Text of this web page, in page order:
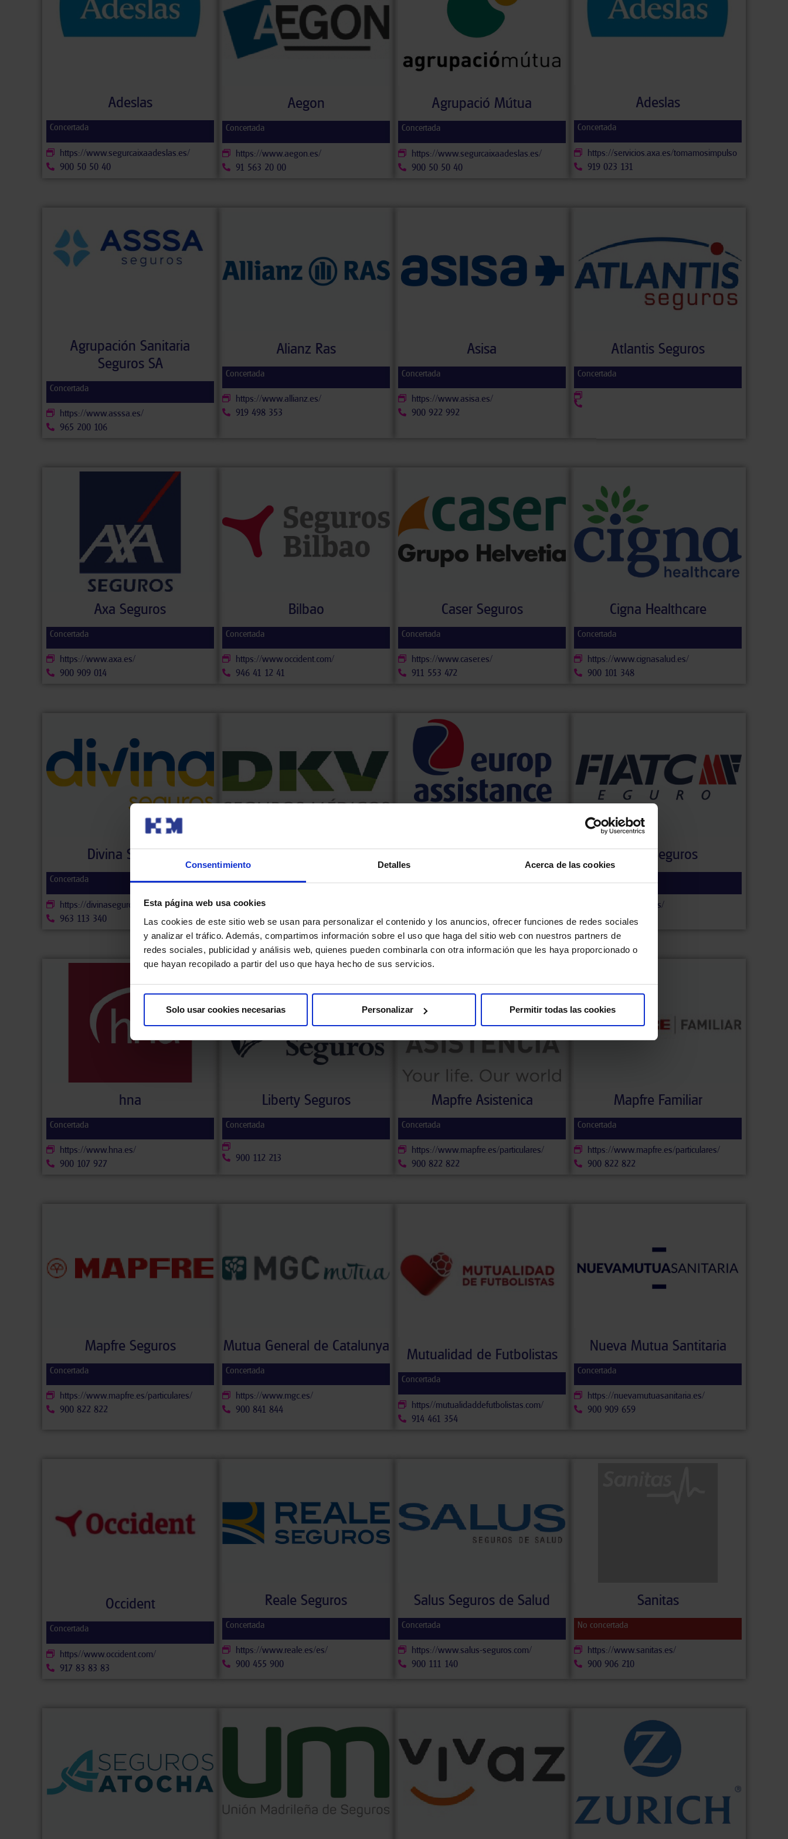
Consentimiento Detalles Acerca de las cookies
Esta página web usa cookies
Las cookies de este sitio web se usan para personalizar el contenido y los anuncios, ofrecer funciones de redes sociales
y analizar el tráfico. Además, compartimos información sobre el uso que haga del sitio web con nuestros partners de
redes sociales, publicidad y análisis web, quienes pueden combinarla con otra información que les haya proporcionado o
que hayan recopilado a partir del uso que haya hecho de sus servicios.
Solo usar cookies necesarias Personalizar Permitir todas las cookies
Adeslas
Concertada
https://www.segurcaixaadeslas.es/
900 50 50 40
Aegon
Concertada
https://www.aegon.es/
91 563 20 00
Agrupació Mútua
Concertada
https://www.segurcaixaadeslas.es/
900 50 50 40
Adeslas
Concertada
https://servicios.axa.es/tomamosimpulso
919 023 131
Agrupación Sanitaria
Seguros SA
Concertada
https://www.asssa.es/
965 200 106
Alianz Ras
Concertada
https://www.allianz.es/
919 498 353
Asisa
Concertada
https://www.asisa.es/
900 922 992
Atlantis Seguros
Concertada
Axa Seguros
Concertada
https://www.axa.es/
900 909 014
Bilbao
Concertada
https://www.occident.com/
946 41 12 41
Caser Seguros
Concertada
https://www.caser.es/
911 553 472
Cigna Healthcare
Concertada
https://www.cignasalud.es/
900 101 348
Divina Seguros
Concertada
https://divinaseguros.com/
963 113 340
DKV
Concertada
https://dkv.es/particulares
900 50 01 01
Europ Assistance
911 553 472
FIATC Seguros
https://www.fiatc.es/
917 015 757
hna
Concertada
https://www.hna.es/
900 107 927
Liberty Seguros
Concertada
900 112 213
Mapfre Asistenica
Concertada
https://www.mapfre.es/particulares/
900 822 822
Mapfre Familiar
Concertada
https://www.mapfre.es/particulares/
900 822 822
Mapfre Seguros
Concertada
https://www.mapfre.es/particulares/
900 822 822
Mutua General de Catalunya
Concertada
https://www.mgc.es/
900 841 844
Mutualidad de Futbolistas
Concertada
https//mutualidaddefutbolistas.com/
914 461 354
Nueva Mutua Santitaria
Concertada
https://nuevamutuasanitaria.es/
900 909 659
Occident
Concertada
https//www.occident.com/
917 83 83 83
Reale Seguros
Concertada
https://www.reale.es/es/
900 455 900
Salus Seguros de Salud
Concertada
https://www.salus-seguros.com/
900 111 140
Sanitas
No concertada
https://www.sanitas.es/
900 906 210